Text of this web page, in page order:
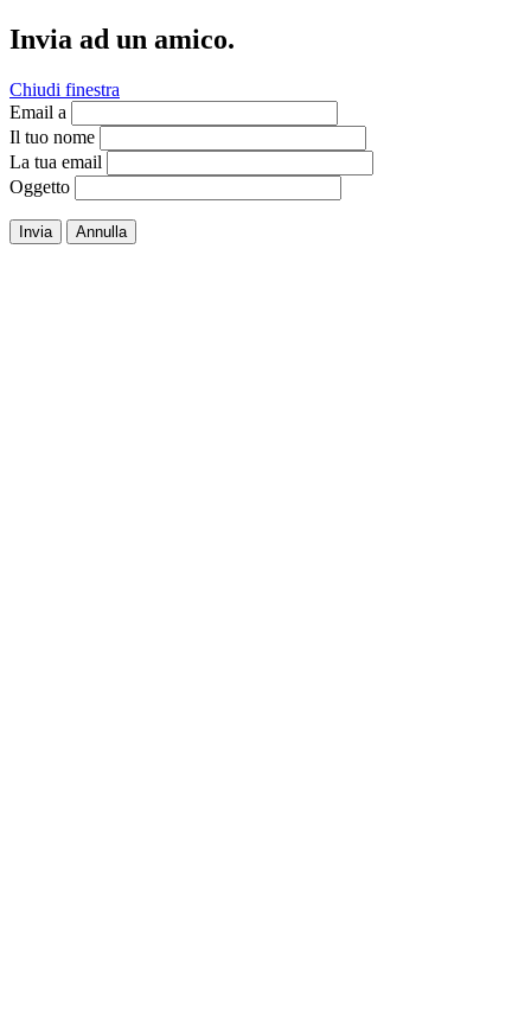
Invia ad un amico.
Chiudi finestra
Email a
Il tuo nome
La tua email
Oggetto
Invia Annulla